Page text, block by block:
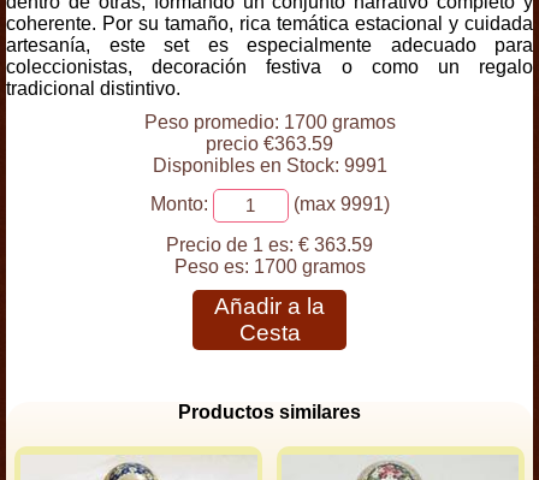
coherente. Por su tamaño, rica temática estacional y cuidada
artesanía, este set es especialmente adecuado para
coleccionistas, decoración festiva o como un regalo
tradicional distintivo.
Peso promedio: 1700 gramos
precio €363.59
Disponibles en Stock: 9991
Monto:
(max 9991)
Precio de 1 es: € 363.59
Peso es: 1700 gramos
Añadir a la
Cesta
Productos similares